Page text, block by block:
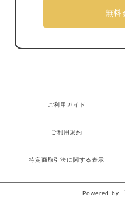
ご利用ガイド
ご利用規約
特定商取引法に関する表示
Powered by